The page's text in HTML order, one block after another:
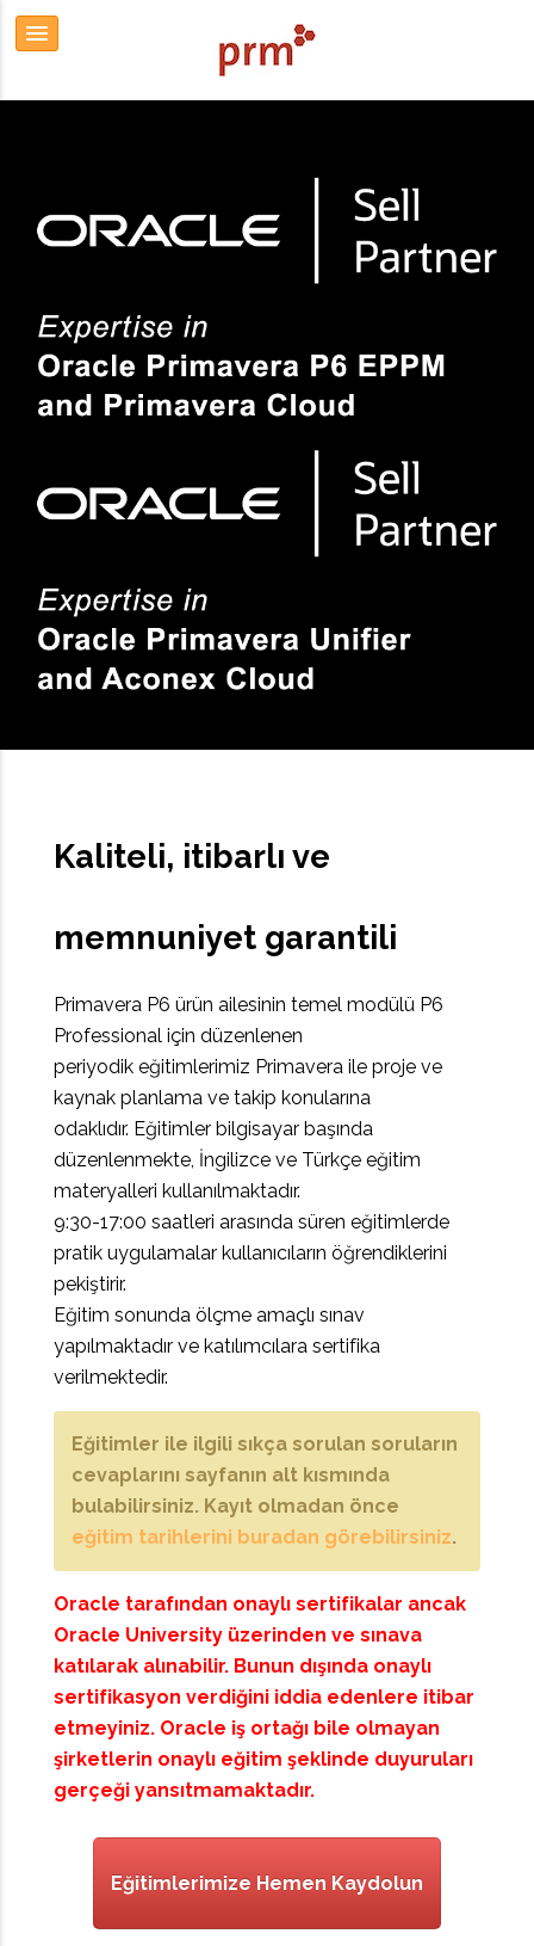
Kaliteli, itibarlı ve
memnuniyet garantili
Primavera P6 ürün ailesinin temel modülü P6
Professional için düzenlenen
periyodik eğitimlerimiz Primavera ile proje ve
kaynak planlama ve takip konularına
odaklıdır. Eğitimler bilgisayar başında
düzenlenmekte, İngilizce ve Türkçe eğitim
materyalleri kullanılmaktadır.
9:30-17:00 saatleri arasında süren eğitimlerde
pratik uygulamalar kullanıcıların öğrendiklerini
pekiştirir.
Eğitim sonunda ölçme amaçlı sınav
yapılmaktadır ve katılımcılara sertifika
verilmektedir.
Eğitimler ile ilgili sıkça sorulan soruların
cevaplarını sayfanın alt kısmında
bulabilirsiniz. Kayıt olmadan önce
eğitim tarihlerini buradan görebilirsiniz.
Oracle tarafından onaylı sertifikalar ancak
Oracle University üzerinden ve sınava
katılarak alınabilir. Bunun dışında onaylı
sertifikasyon verdiğini iddia edenlere itibar
etmeyiniz. Oracle iş ortağı bile olmayan
şirketlerin onaylı eğitim şeklinde duyuruları
gerçeği yansıtmamaktadır.
Eğitimlerimize Hemen Kaydolun